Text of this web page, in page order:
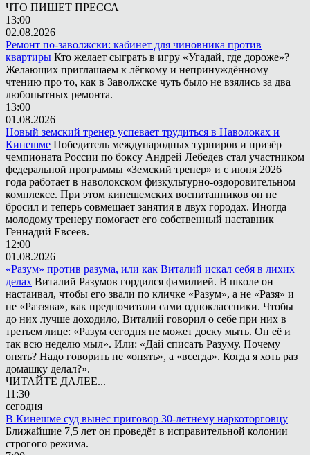
ЧТО ПИШЕТ ПРЕССА
13:00
02.08.2026
Ремонт по-заволжски: кабинет для чиновника против
квартиры Кто желает сыграть в игру «Угадай, где дороже»?
Желающих приглашаем к лёгкому и непринуждённому
чтению про то, как в Заволжске чуть было не взялись за два
любопытных ремонта.
13:00
01.08.2026
Новый земский тренер успевает трудиться в Наволоках и
Кинешме Победитель международных турниров и призёр
чемпионата России по боксу Андрей Лебедев стал участником
федеральной программы «Земский тренер» и с июня 2026
года работает в наволокском физкультурно-оздоровительном
комплексе. При этом кинешемских воспитанников он не
бросил и теперь совмещает занятия в двух городах. Иногда
молодому тренеру помогает его собственный наставник
Геннадий Евсеев.
12:00
01.08.2026
«Разум» против разума, или как Виталий искал себя в лихих
делах Виталий Разумов гордился фамилией. В школе он
настаивал, чтобы его звали по кличке «Разум», а не «Разя» и
не «Раззява», как предпочитали сами одноклассники. Чтобы
до них лучше доходило, Виталий говорил о себе при них в
третьем лице: «Разум сегодня не может доску мыть. Он её и
так всю неделю мыл». Или: «Дай списать Разуму. Почему
опять? Надо говорить не «опять», а «всегда». Когда я хоть раз
домашку делал?».
ЧИТАЙТЕ ДАЛЕЕ...
11:30
сегодня
В Кинешме суд вынес приговор 30-летнему наркоторговцу
Ближайшие 7,5 лет он проведёт в исправительной колонии
строгого режима.